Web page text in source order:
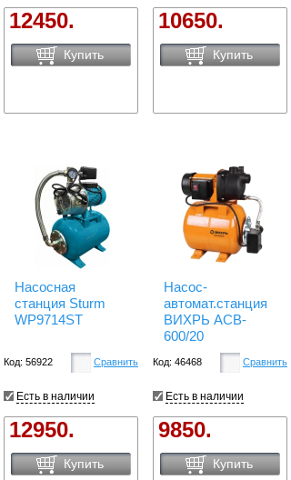
12450.
Купить
10650.
Купить
Насосная
станция Sturm
WP9714ST
Код: 56922 Сравнить
Есть в наличии
12950.
Купить
Насос-
автомат.станция
ВИХРЬ АСВ-
600/20
Код: 46468 Сравнить
Есть в наличии
9850.
Купить